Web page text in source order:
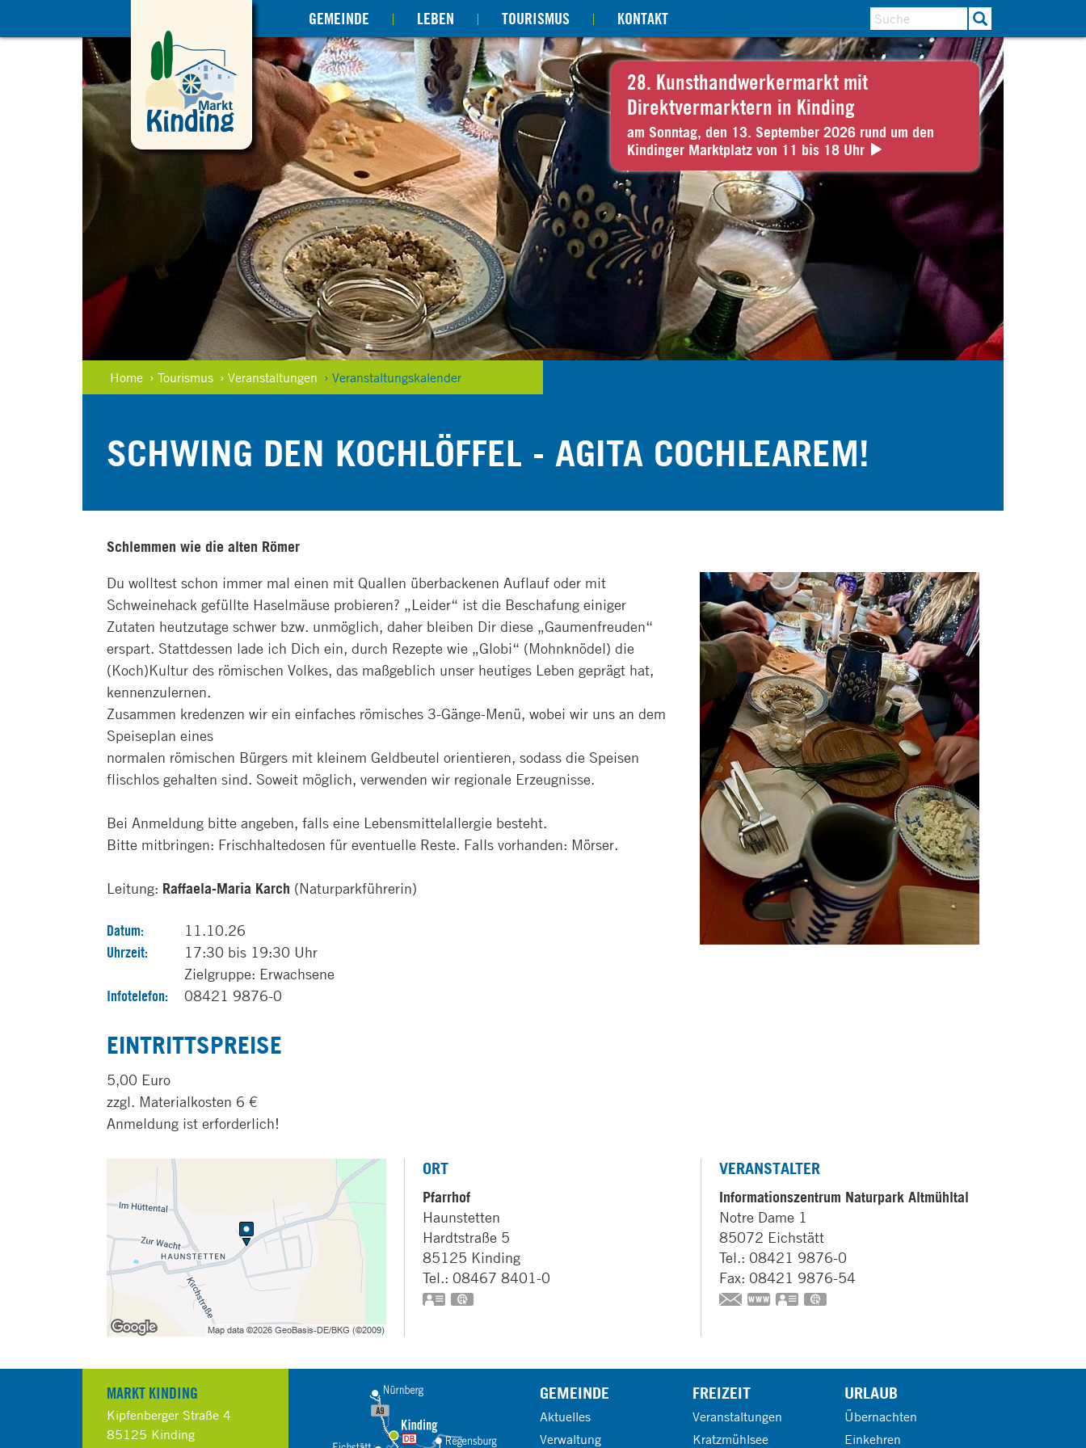
GEMEINDE LEBEN TOURISMUS KONTAKT
28. Kunsthandwerkermarkt mit
Direktvermarktern in Kinding
am Sonntag, den 13. September 2026 rund um den
Kindinger Marktplatz von 11 bis 18 Uhr
Home › Tourismus › Veranstaltungen › Veranstaltungskalender
SCHWING DEN KOCHLÖFFEL - AGITA COCHLEAREM!
Schlemmen wie die alten Römer
Du wolltest schon immer mal einen mit Quallen überbackenen Auflauf oder mit
Schweinehack gefüllte Haselmäuse probieren? „Leider“ ist die Beschafung einiger
Zutaten heutzutage schwer bzw. unmöglich, daher bleiben Dir diese „Gaumenfreuden“
erspart. Stattdessen lade ich Dich ein, durch Rezepte wie „Globi“ (Mohnknödel) die
(Koch)Kultur des römischen Volkes, das maßgeblich unser heutiges Leben geprägt hat,
kennenzulernen.
Zusammen kredenzen wir ein einfaches römisches 3-Gänge-Menü, wobei wir uns an dem
Speiseplan eines
normalen römischen Bürgers mit kleinem Geldbeutel orientieren, sodass die Speisen
flischlos gehalten sind. Soweit möglich, verwenden wir regionale Erzeugnisse.
Bei Anmeldung bitte angeben, falls eine Lebensmittelallergie besteht.
Bitte mitbringen: Frischhaltedosen für eventuelle Reste. Falls vorhanden: Mörser.
Leitung: Raffaela-Maria Karch (Naturparkführerin)
Datum: 11.10.26
Uhrzeit:
17:30 bis 19:30 Uhr
Zielgruppe: Erwachsene
Infotelefon: 08421 9876-0
EINTRITTSPREISE
5,00 Euro
zzgl. Materialkosten 6 €
Anmeldung ist erforderlich!
ORT
Pfarrhof
Haunstetten
Hardtstraße 5
85125 Kinding
Tel.: 08467 8401-0
vCard
VERANSTALTER
Informationszentrum Naturpark Altmühltal
Notre Dame 1
85072 Eichstätt
Tel.: 08421 9876-0
Fax: 08421 9876-54
https://www.naturpark-altmuehltal.de
vCard
MARKT KINDING
Kipfenberger Straße 4
85125 Kinding
GEMEINDE
Aktuelles
Verwaltung
FREIZEIT
Veranstaltungen
Kratzmühlsee
URLAUB
Übernachten
Einkehren